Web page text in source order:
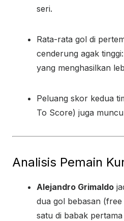
seri.
Rata-rata gol di
cenderung agak
yang menghasilkan
Peluang skor kedua
To Score) juga
Analisis Pemain
Alejandro Grimaldo
dua gol bebasan
satu di babak